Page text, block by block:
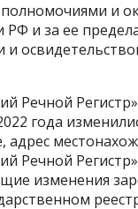
и
РФ и за ее
и
Речной
года
адрес
Речной
изменения